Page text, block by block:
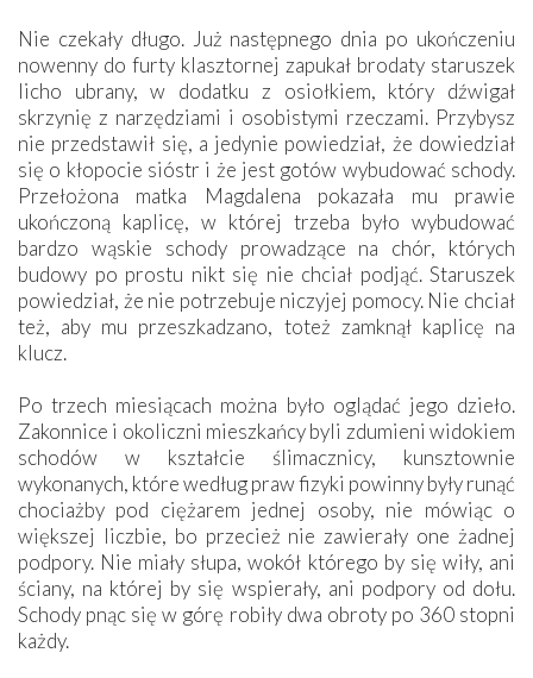
Nie czekały długo. Już następnego dnia po ukończeniu
nowenny do furty klasztornej zapukał brodaty staruszek
licho ubrany, w dodatku z osiołkiem, który dźwigał
skrzynię z narzędziami i osobistymi rzeczami. Przybysz
nie przedstawił się, a jedynie powiedział, że dowiedział
się o kłopocie sióstr i że jest gotów wybudować schody.
Przełożona matka Magdalena pokazała mu prawie
ukończoną kaplicę, w której trzeba było wybudować
bardzo wąskie schody prowadzące na chór, których
budowy po prostu nikt się nie chciał podjąć. Staruszek
powiedział, że nie potrzebuje niczyjej pomocy. Nie chciał
też, aby mu przeszkadzano, toteż zamknął kaplicę na
klucz.
Po trzech miesiącach można było oglądać jego dzieło.
Zakonnice i okoliczni mieszkańcy byli zdumieni widokiem
schodów w kształcie ślimacznicy, kunsztownie
wykonanych, które według praw fizyki powinny były runąć
chociażby pod ciężarem jednej osoby, nie mówiąc o
większej liczbie, bo przecież nie zawierały one żadnej
podpory. Nie miały słupa, wokół którego by się wiły, ani
ściany, na której by się wspierały, ani podpory od dołu.
Schody pnąc się w górę robiły dwa obroty po 360 stopni
każdy.